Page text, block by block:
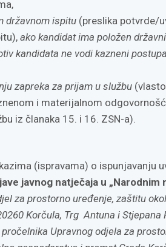
državnom ispitu(preslika potvrde/
ako kandidat ima položen
kandidata ne vodi kazneni
zapreka za prijam u službu
i materijalnom
iz članaka 15. i 16. ZSN-a).
(ispravama) o ispunjavanju
javnog natječaja u „Narodnim
za prostorno uređenje, zaštitu
Korčula, Trg Antuna i Stjepana
Upravnog odjela za